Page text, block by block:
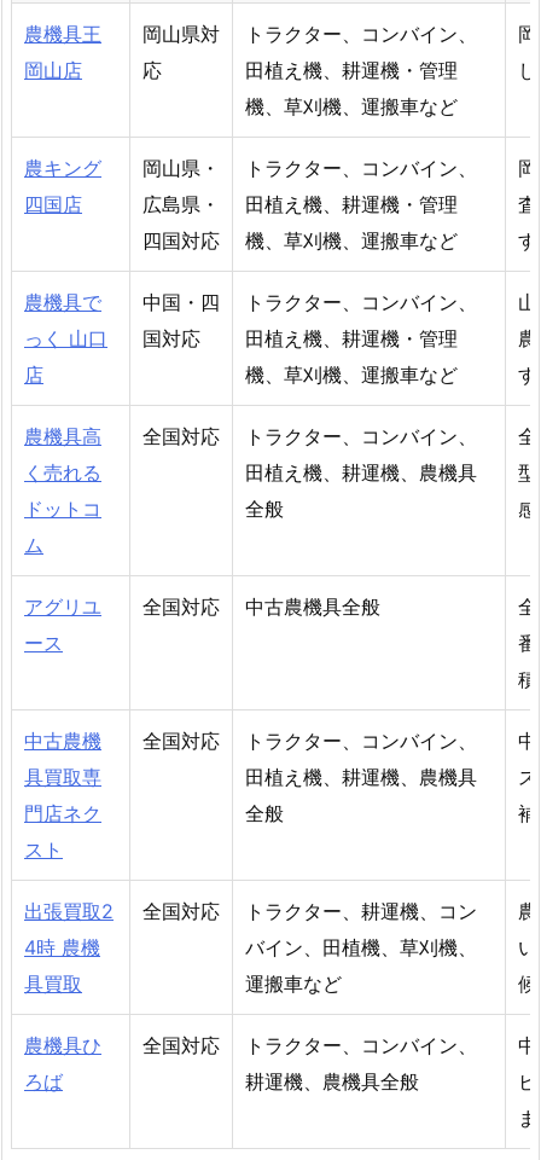
農機具王
岡山店
岡山県対
応
トラクター、コンバイン、
田植え機、耕運機・管理
機、草刈機、運搬車など
農キング
四国店
岡山県・
広島県・
四国対応
トラクター、コンバイン、
田植え機、耕運機・管理
機、草刈機、運搬車など
農機具で
っく 山口
店
中国・四
国対応
トラクター、コンバイン、
田植え機、耕運機・管理
機、草刈機、運搬車など
農機具高
く売れる
ドットコ
ム
全国対応
トラクター、コンバイン、
田植え機、耕運機、農機具
全般
アグリユ
ース
全国対応 中古農機具全般
中古農機
具買取専
門店ネク
スト
全国対応
トラクター、コンバイン、
田植え機、耕運機、農機具
全般
出張買取2
4時 農機
具買取
全国対応
トラクター、耕運機、コン
バイン、田植機、草刈機、
運搬車など
農機具ひ
ろば
全国対応
トラクター、コンバイン、
耕運機、農機具全般